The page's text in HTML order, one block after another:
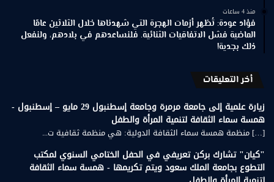
منذ 4 ساعات
فؤاد عودة: تُظهر أزمات الهجرة التي شهدناها خلال الثلاثين عامًا
الماضية فشل الاتفاقيات الثنائية. فلنساعدهم في بلادهم، ولنفعل
ذلك بجدية!
أخر التعليقات
زيارة علمية إلى جامعة مرمرة وجامعة إسطنبول 29 مايو – إسطنبول -
همسة سماء الثقافة لتنمية المرأة والطفل
[…] منظمة همسة سماء الثقافة الدولية: هي منظمة ثقافية ت...
"كيان" تشارك بركن تعريفي في الحفل الختامي السنوي لمكتب
التطوع بجامعة الملك سعود ويتم تكريمها - همسة سماء الثقافة